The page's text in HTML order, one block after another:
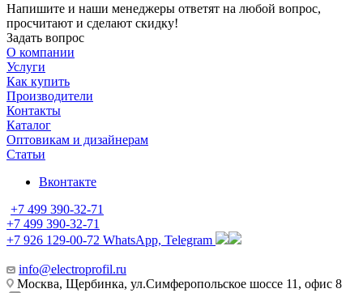
Напишите и наши менеджеры ответят на любой вопрос,
просчитают и сделают скидку!
Задать вопрос
О компании
Услуги
Как купить
Производители
Контакты
Каталог
Оптовикам и дизайнерам
Статьи
Вконтакте
+7 499 390-32-71
+7 499 390-32-71
+7 926 129-00-72 WhatsApp, Telegram
info@electroprofil.ru
Москва, Щербинка, ул.Симферопольское шоссе 11, офис 8